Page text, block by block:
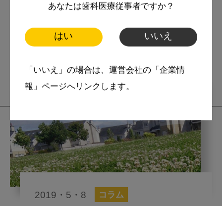
あなたは歯科医療従事者ですか？
はい いいえ
「いいえ」の場合は、運営会社の「企業情
報」ページへリンクします。
スマイル＋アーカイブ
ヨーロッパ 海外歯科事情
2019・5・8 コラム